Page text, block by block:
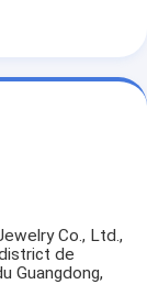
Co., Ltd.,
de
Guangdong,